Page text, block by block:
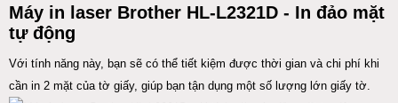
Máy in laser Brother HL-L2321D - In đảo mặt
tự động
Với tính năng này, bạn sẽ có thể tiết kiệm được thời gian và chi phí khi
cần in 2 mặt của tờ giấy, giúp bạn tận dụng một số lượng lớn giấy tờ.